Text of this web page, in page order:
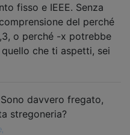
fisso e IEEE. Senza
del perché
o perché -x potrebbe
quello che ti aspetti, sei
davvero fregato,
stregoneria?